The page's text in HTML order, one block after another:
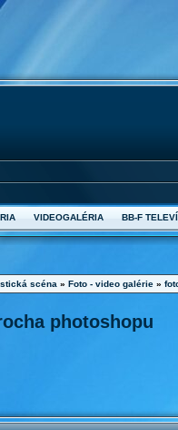
VIDEOGALÉRIA BB-F
scéna » Foto - video galérie »
photoshopu